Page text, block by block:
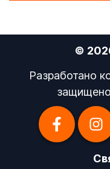
©
Разработано